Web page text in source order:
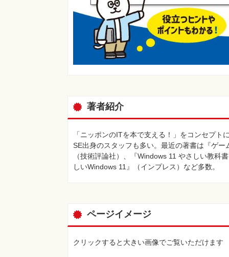
著者紹介
「ニッポンのITを本で支える！」をコンセプ
SE出身のスタッフも多い。最近の著書は『ゲ
（技術評論社）、『Windows 11 やさしい教科
しいWindows 11』（インプレス）など多数。
ページイメージ
クリックすると大きい画像でご覧いただけます